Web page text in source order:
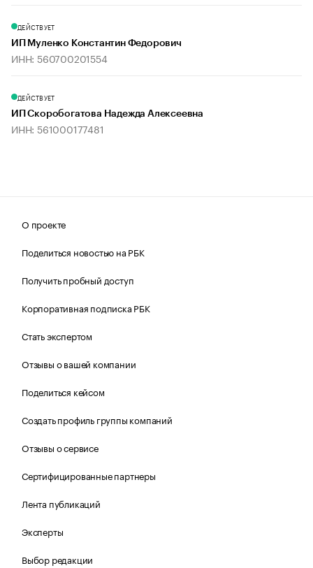
ДЕЙСТВУЕТ
ИП Муленко Константин Федорович
ИНН: 560700201554
ДЕЙСТВУЕТ
ИП Скоробогатова Надежда Алексеевна
ИНН: 561000177481
О проекте
Поделиться новостью на РБК
Получить пробный доступ
Корпоративная подписка РБК
Стать экспертом
Отзывы о вашей компании
Поделиться кейсом
Создать профиль группы компаний
Отзывы о сервисе
Сертифицированные партнеры
Лента публикаций
Эксперты
Выбор редакции